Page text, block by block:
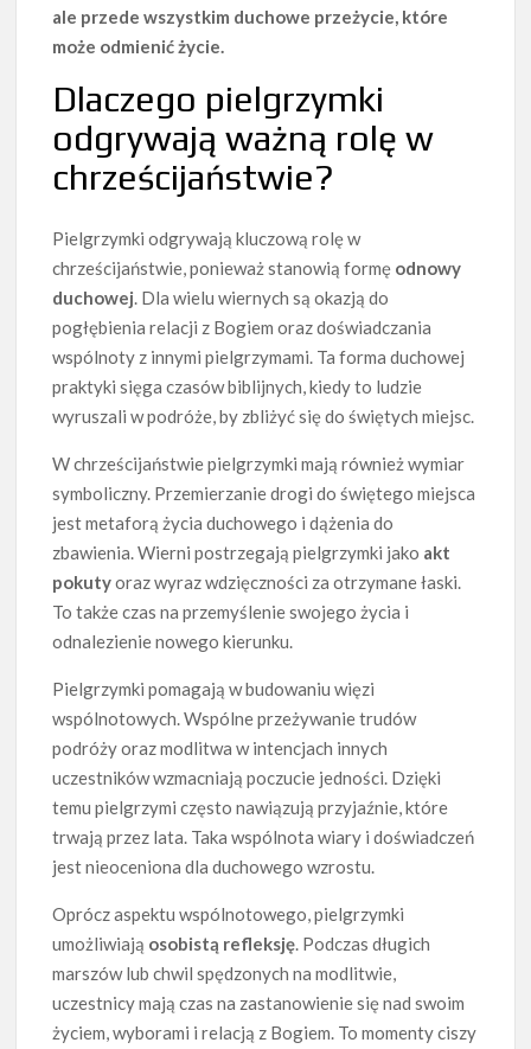
ale przede wszystkim duchowe przeżycie, które
może odmienić życie.
Dlaczego pielgrzymki
odgrywają ważną rolę w
chrześcijaństwie?
Pielgrzymki odgrywają kluczową rolę w
chrześcijaństwie, ponieważ stanowią formę odnowy
duchowej. Dla wielu wiernych są okazją do
pogłębienia relacji z Bogiem oraz doświadczania
wspólnoty z innymi pielgrzymami. Ta forma duchowej
praktyki sięga czasów biblijnych, kiedy to ludzie
wyruszali w podróże, by zbliżyć się do świętych miejsc.
W chrześcijaństwie pielgrzymki mają również wymiar
symboliczny. Przemierzanie drogi do świętego miejsca
jest metaforą życia duchowego i dążenia do
zbawienia. Wierni postrzegają pielgrzymki jako akt
pokutyoraz wyraz wdzięczności za otrzymane łaski.
To także czas na przemyślenie swojego życia i
odnalezienie nowego kierunku.
Pielgrzymki pomagają w budowaniu więzi
wspólnotowych. Wspólne przeżywanie trudów
podróży oraz modlitwa w intencjach innych
uczestników wzmacniają poczucie jedności. Dzięki
temu pielgrzymi często nawiązują przyjaźnie, które
trwają przez lata. Taka wspólnota wiary i doświadczeń
jest nieoceniona dla duchowego wzrostu.
Oprócz aspektu wspólnotowego, pielgrzymki
umożliwiają osobistą refleksję. Podczas długich
marszów lub chwil spędzonych na modlitwie,
uczestnicy mają czas na zastanowienie się nad swoim
życiem, wyborami i relacją z Bogiem. To momenty ciszy